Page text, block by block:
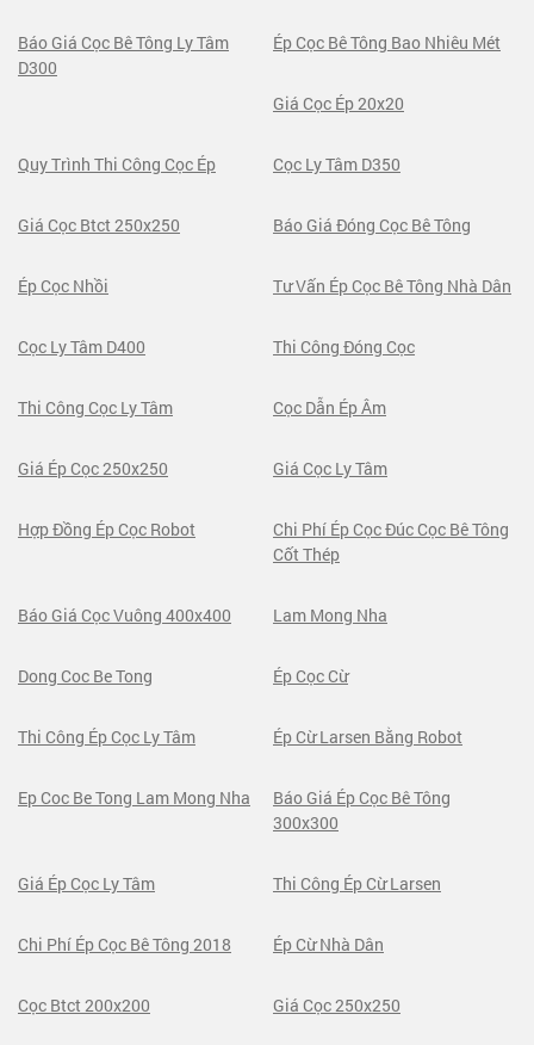
Báo Giá Cọc Bê Tông Ly Tâm
D300
Ép Cọc Bê Tông Bao Nhiêu Mét
Giá Cọc Ép 20x20
Quy Trình Thi Công Cọc Ép Cọc Ly Tâm D350
Giá Cọc Btct 250x250 Báo Giá Đóng Cọc Bê Tông
Ép Cọc Nhồi Tư Vấn Ép Cọc Bê Tông Nhà Dân
Cọc Ly Tâm D400 Thi Công Đóng Cọc
Thi Công Cọc Ly Tâm Cọc Dẫn Ép Âm
Giá Ép Cọc 250x250 Giá Cọc Ly Tâm
Hợp Đồng Ép Cọc Robot
Chi Phí Ép Cọc Đúc Cọc Bê Tông
Cốt Thép
Báo Giá Cọc Vuông 400x400 Lam Mong Nha
Dong Coc Be Tong Ép Cọc Cừ
Thi Công Ép Cọc Ly Tâm Ép Cừ Larsen Bằng Robot
Ep Coc Be Tong Lam Mong Nha
Báo Giá Ép Cọc Bê Tông
300x300
Giá Ép Cọc Ly Tâm Thi Công Ép Cừ Larsen
Chi Phí Ép Cọc Bê Tông 2018 Ép Cừ Nhà Dân
Cọc Btct 200x200 Giá Cọc 250x250